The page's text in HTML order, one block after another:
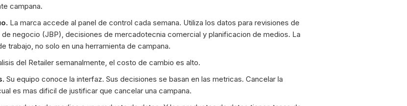
campana.
La marca accede al panel de control cada semana. Utiliza los datos para revisiones de
negocio (JBP), decisiones de mercadotecnia comercial y planificacion de medios. La
trabajo, no solo en una herramienta de campana.
del Retailer semanalmente, el costo de cambio es alto.
Su equipo conoce la interfaz. Sus decisiones se basan en las metricas. Cancelar la
es mas dificil de justificar que cancelar una campana.